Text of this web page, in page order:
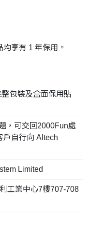
享有 1 年保用。
包裝及盒面保用貼
，可交回2000Fun處
戶自行向 Altech
Limited
工業中心7樓707-708